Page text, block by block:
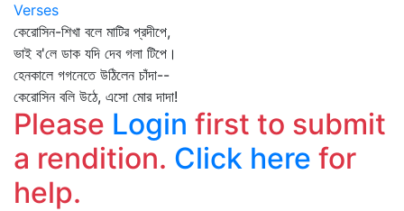
Verses
কেরোসিন-শিখা বলে মাটির প্রদীপে,
ভাই ব'লে ডাক যদি দেব গলা টিপে।
হেনকালে গগনেতে উঠিলেন চাঁদা--
কেরোসিন বলি উঠে, এসো মোর দাদা!
Please Login first to submit
a rendition. Click here for
help.